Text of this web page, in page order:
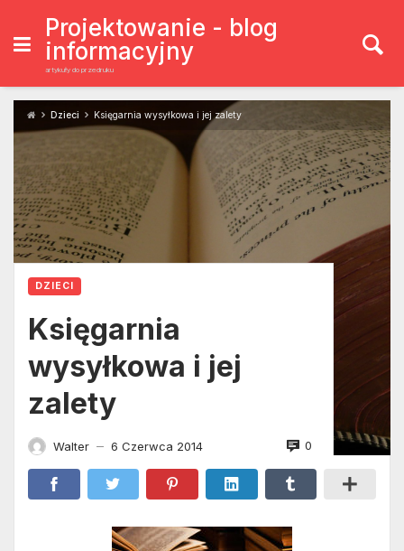
content
Projektowanie - blog
informacyjny
artykuły do przedruku
Dzieci Księgarnia wysyłkowa i jej zalety
DZIECI
Księgarnia
wysyłkowa i jej
zalety
Walter — 6 Czerwca 2014 0